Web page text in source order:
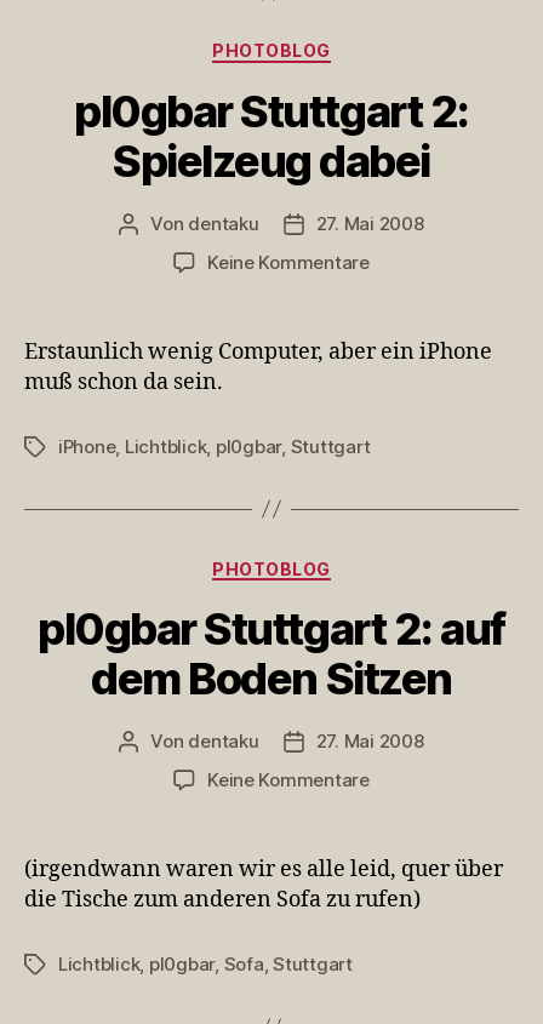
Kategorien
PHOTOBLOG
pl0gbar Stuttgart 2:
Spielzeug dabei
Beitragsautor
Von dentaku Veröffentlichungsdatum
27. Mai 2008
Keine Kommentarezu
Erstaunlich wenig Computer, aber ein iPhone
muß schon da sein.
Schlagwörter
iPhone, Lichtblick, pl0gbar, Stuttgart
Kategorien
PHOTOBLOG
pl0gbar Stuttgart 2: auf
dem Boden Sitzen
Beitragsautor
Von dentaku Veröffentlichungsdatum
27. Mai 2008
Keine Kommentarezu
2:
auf
dem
(irgendwann waren wir es alle leid, quer über
die Tische zum anderen Sofa zu rufen)
Schlagwörter
Lichtblick, pl0gbar, Sofa,Stuttgart